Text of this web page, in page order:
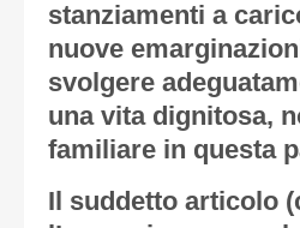
stanziamenti a
nuove
svolgere
una vita dignitosa,
familiare in questa
Il suddetto articolo